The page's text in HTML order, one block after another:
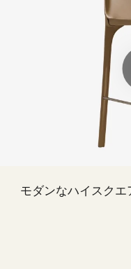
モダンなハイスクエ